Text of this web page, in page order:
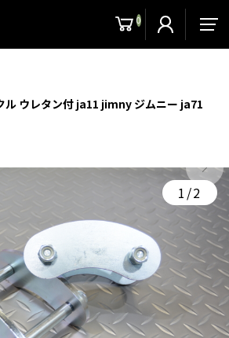
0
ル ウレタン付 ja11 jimny ジムニー ja71
1/2